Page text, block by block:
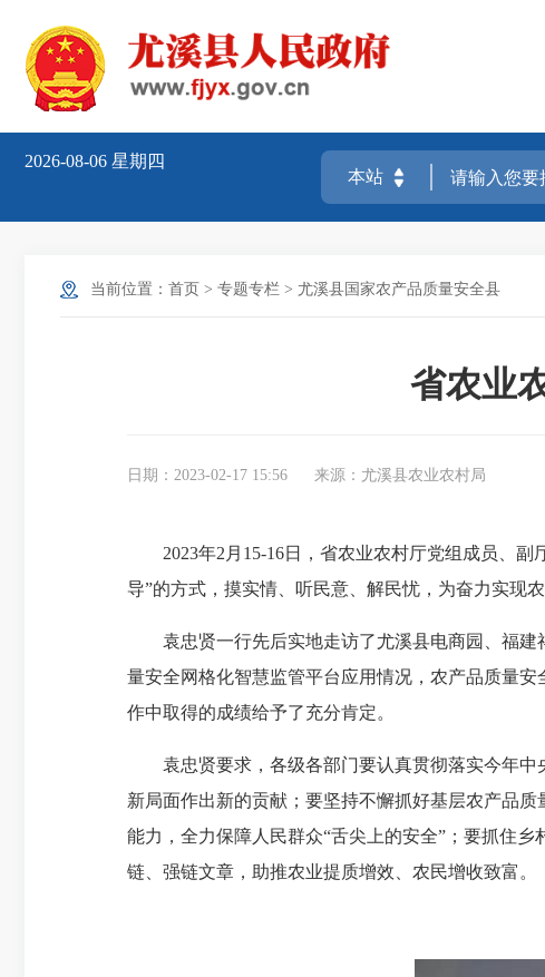
2026-08-06 星期四
当前位置： 首页 > 专题专栏 > 尤溪县国家农产品质量安全县
省农业
日期：2023-02-17 15:56 来源：尤溪县农业农村局
2023年2月15-16日，省农业农村厅党组成员、副
导”的方式，摸实情、听民意、解民忧，为奋力实现农
袁忠贤一行先后实地走访了尤溪县电商园、福建
量安全网格化智慧监管平台应用情况，农产品质量
作中取得的成绩给予了充分肯定。
袁忠贤要求，各级各部门要认真贯彻落实今年中
新局面作出新的贡献；要坚持不懈抓好基层农产品
能力，全力保障人民群众“舌尖上的安全”；要抓住
链、强链文章，助推农业提质增效、农民增收致富